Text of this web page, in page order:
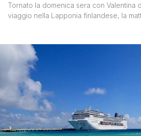
Tornato la domenica sera con Valentina
viaggio nella Lapponia finlandese, la
raccontarti tutta la mia esperienza in
Liverpool. Primo giorno Con l'emozione